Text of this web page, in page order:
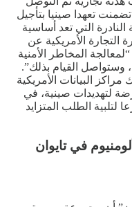
تعهدا صينيا بتأجيل
التي تعد أساسية
التجارة الأمريكية عن
المخاطر الأمنية
وستواصل القيام بذلك”.
البيانات الأمريكية
لتهديدات صينية، في
لتلبية الطلب المتزايد
في تايوان